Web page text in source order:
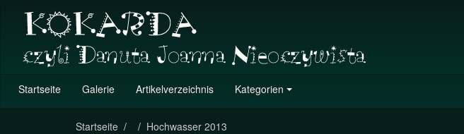
Startseite Galerie Artikelverzeichnis Kategorien
Startseite Hochwasser 2013